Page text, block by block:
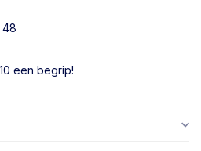
48
een begrip!